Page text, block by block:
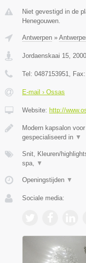
Niet gevestigd in de
Henegouwen.
Antwerpen »
Jordaenskaai 15 2000
Tel: 0487153951 , Fax:
E-mail › Ossas
Website: http://
Modern kapsalon
gespecialiseerd in ▼
Snit, Kleuren/
spa,
▼
Openingstijden ▼
Sociale media: